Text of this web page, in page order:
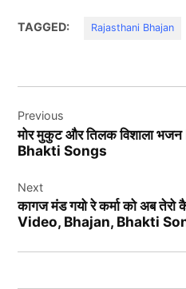
TAGGED: Rajasthani Bhajan
navigation
Previous
मोर मुकुट और तिलक विशाला
Bhakti Songs
Next
कागज मंड गयो रे कर्मा को अब
Video, Bhajan, Bhakti